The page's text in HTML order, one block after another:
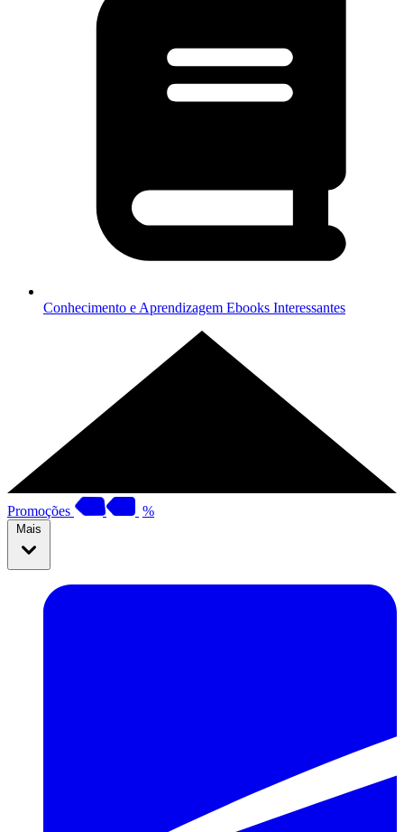
Conhecimento e Aprendizagem Ebooks Interessantes
Promoções %
Mais